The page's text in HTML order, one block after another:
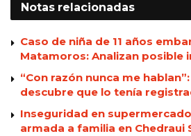
Notas relacionadas
Caso de niña de 11 años
Matamoros: Analizan posible
“Con razón nunca me
descubre que lo tenía
Inseguridad en
armada a familia en Chedraui